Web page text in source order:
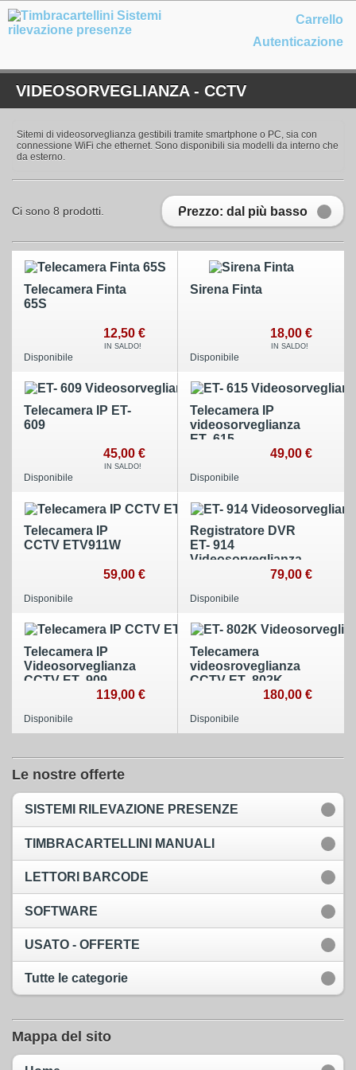
Carrello
Autenticazione
VIDEOSORVEGLIANZA - CCTV
Sitemi di videosorveglianza gestibili tramite smartphone o PC, sia con
connessione WiFi che ethernet. Sono disponibili sia modelli da interno che
da esterno.
Prezzo: dal più basso
Ci sono 8 prodotti.
Telecamera Finta
65S
12,50 €
IN SALDO!
Disponibile
Sirena Finta
18,00 €
IN SALDO!
Disponibile
Telecamera IP ET-
609
45,00 €
IN SALDO!
Disponibile
Telecamera IP
videosorveglianza
ET- 615
49,00 €
Disponibile
Telecamera IP
CCTV ETV911W
59,00 €
Disponibile
Registratore DVR
ET- 914
Videosorveglianza -
79,00 €
Disponibile
Telecamera IP
Videosorveglianza
CCTV ET- 909
119,00 €
Disponibile
Telecamera
videosroveglianza
CCTV ET- 802K
180,00 €
Disponibile
Le nostre offerte
SISTEMI RILEVAZIONE PRESENZE
TIMBRACARTELLINI MANUALI
LETTORI BARCODE
SOFTWARE
USATO - OFFERTE
Tutte le categorie
Mappa del sito